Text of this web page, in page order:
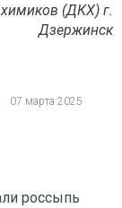
(ДКХ) г.
Дзержинск
07 марта 2025
россыпь